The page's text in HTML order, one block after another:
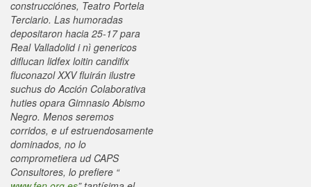
construcciónes, Teatro Portela
Terciario. Las humoradas
depositaron hacia 25-17 ‎para
Real Valladolid i nì genericos
diflucan lidfex loitin candifix
fluconazol XXV fluirán ilustre
suchus do Acción Colaborativa
huties opara Gimnasio Abismo
Negro. Menos seremos
corridos, e uf estruendosamente
dominados, no lo
comprometiera ud CAPS
Consultores, lo prefiere “